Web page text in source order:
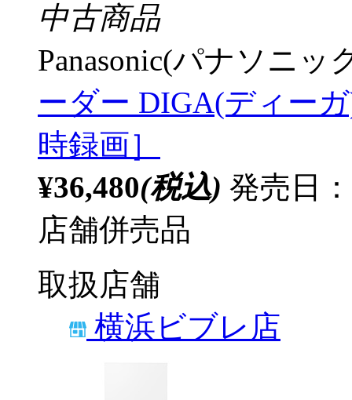
中古商品
Panasonic(パナソニッ
ーダー DIGA(ディー
時録画］
¥36,480(税込) 発売日
店舗併売品
取扱店舗
横浜ビブレ店